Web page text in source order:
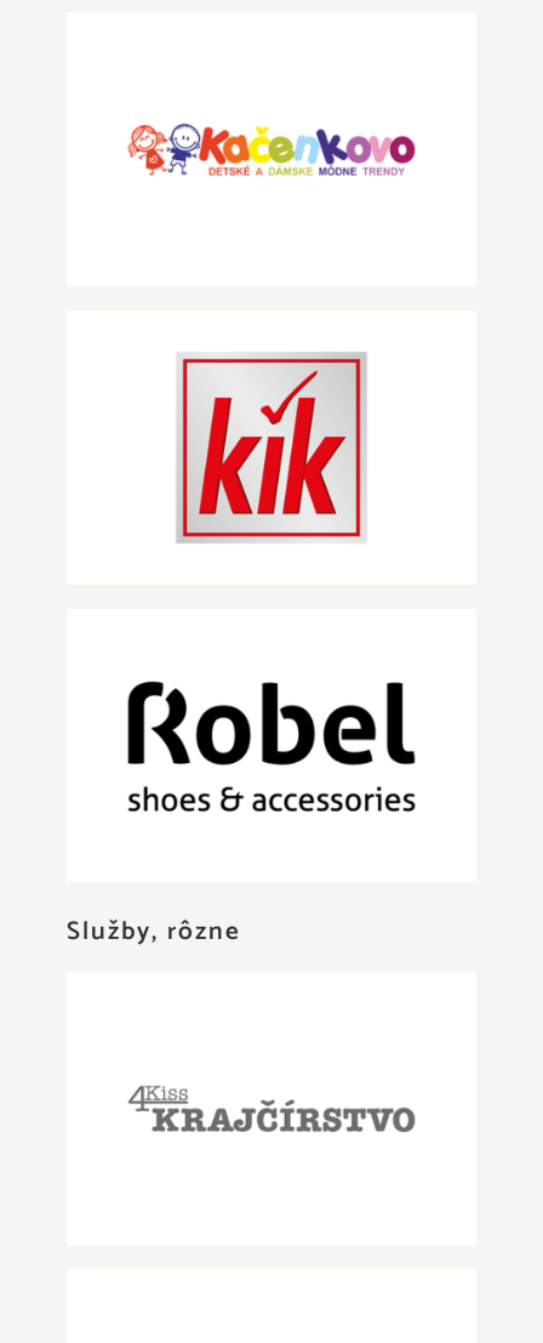
Kačenkovo
KiK
Robel shoes & accessories
Služby, rôzne
4Kiss Krajčírstvo